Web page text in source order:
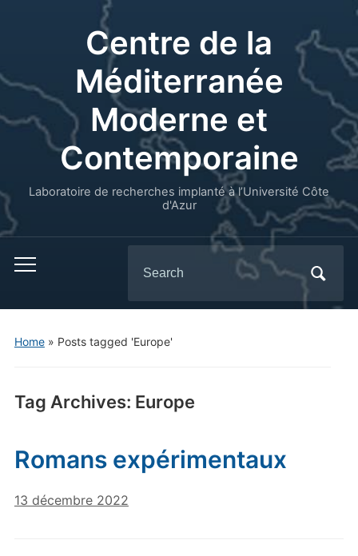
Centre de la
Méditerranée
Moderne et
Contemporaine
Laboratoire de recherches implanté à l’Université Côte
d'Azur
for:
Home» Posts tagged 'Europe'
Tag Archives: Europe
Romans expérimentaux
13 décembre 2022